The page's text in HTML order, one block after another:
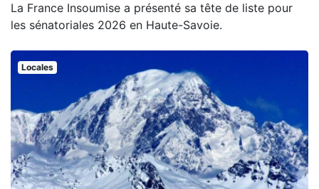
La France Insoumise a présenté sa tête de liste pour
les sénatoriales 2026 en Haute-Savoie.
Locales